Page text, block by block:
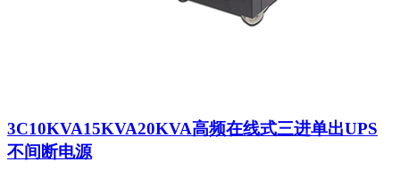
3C10KVA15KVA20KVA高频在线式三进单出UPS
不间断电源